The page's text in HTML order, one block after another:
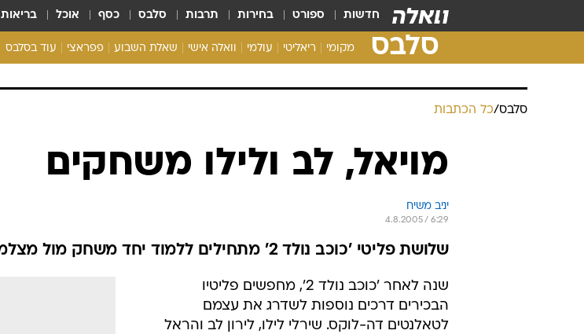
חדשות ספורט בחירות תרבות סלבס כסף אוכל בריאות
סלבס מקומי ריאליטי עולמי וואלה אישי שאלת השבוע פפראצי עוד בסלבס
רכלו לנו
סלבס/כל הכתבות
מויאל, לב ולילו משחקים
יניב משיח
4.8.2005 / 6:29
שלושת פליטי 'כוכב נולד 2' מתחילים ללמוד יחד משחק מול מצלמה
שנה לאחר 'כוכב נולד 2', מחפשים פליטיו
הבכירים דרכים נוספות לשדרג את עצמם
לטאלנטים דה-לוקס. שירלי לילו, לירון לב והראל